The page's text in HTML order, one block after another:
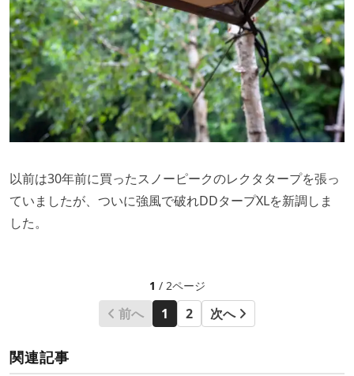
以前は30年前に買ったスノーピークのレクタタープを張っ
ていましたが、ついに強風で破れDDタープXLを新調しま
した。
1 / 2ページ
前へ 1 2 次へ
関連記事